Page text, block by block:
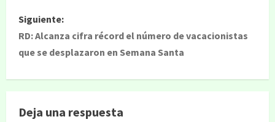
Siguiente:
RD: Alcanza cifra récord el número de vacacionistas
que se desplazaron en Semana Santa
Deja una respuesta